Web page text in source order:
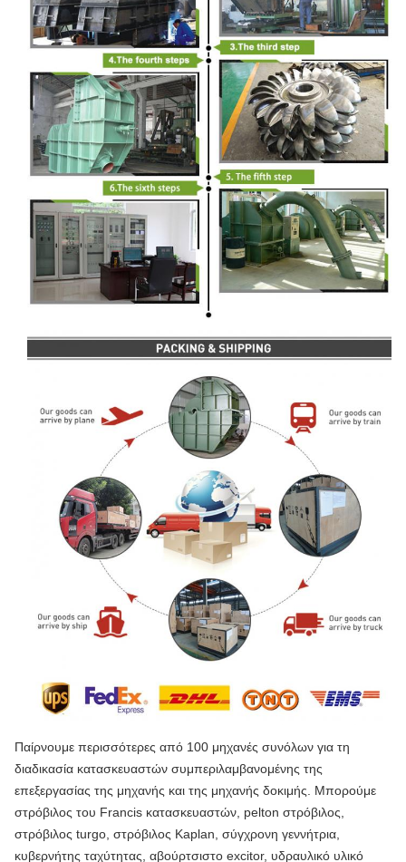
Παίρνουμε περισσότερες από 100 μηχανές συνόλων για τη
διαδικασία κατασκευαστών συμπεριλαμβανομένης της
επεξεργασίας της μηχανής και της μηχανής δοκιμής. Μπορούμε
στρόβιλος του Francis κατασκευαστών, pelton στρόβιλος,
στρόβιλος turgo, στρόβιλος Kaplan, σύγχρονη γεννήτρια,
κυβερνήτης ταχύτητας, αβούρτσιστο excitor, υδραυλικό υλικό